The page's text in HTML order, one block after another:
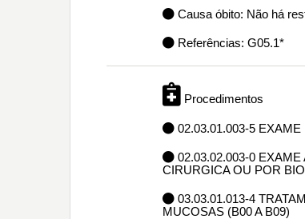
Causa óbito: Não há
Referências: G05.1*
Procedimentos
02.03.01.003-5
02.03.02.003-0
CIRURGICA OU POR
03.03.01.013-4
MUCOSAS (B00 A B09)